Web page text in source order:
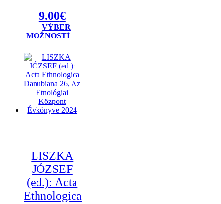
9.00€
VÝBER
MOŽNOSTÍ
Možnosti
si
LISZKA
JÓZSEF
(ed.): Acta
Ethnologica